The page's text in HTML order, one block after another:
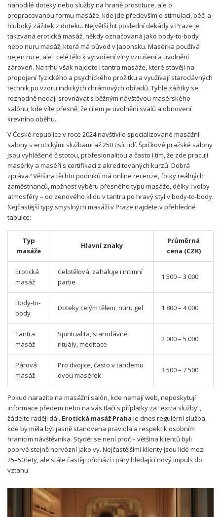
nahodilé doteky nebo služby na hraně prostituce, ale o
propracovanou formu masáže, kde jde především o stimulaci, péči a
hluboký zážitek z doteku. Největší hit poslední dekády v Praze je
takzvaná erotická masáž, někdy označovaná jako body-to-body
nebo nuru masáž, která má původ v Japonsku. Masérka používá
nejen ruce, ale i celé tělo k vytvoření vlny vzrušení a uvolnění
zároveň. Na trhu však najdete i tantra masáže, které stavějí na
propojení fyzického a psychického prožitku a využívají starodávných
technik po vzoru indických chrámových obřadů. Tyhle zážitky se
rozhodně nedají srovnávat s běžným návštěvou masérského
salónu, kde víte přesně, že cílem je uvolnění svalů a obnovení
krevního oběhu.
V České republice v roce 2024 navštívilo specializované masážní
salony s erotickými službami až 250 tisíc lidí. Špičkové pražské salony
jsou vyhlášené čistotou, profesionalitou a často i tím, že zde pracují
masérky a maséři s certifikací z akreditovaných kurzů. Dobrá
zpráva? Většina těchto podniků má online recenze, fotky reálných
zaměstnanců, možnost výběru přesného typu masáže, délky i volby
atmosféry – od zenového klidu v tantru po hravý styl v body-to-body.
Nejčastější typy smyslných masáží v Praze najdete v přehledné
tabulce:
Typ
masáže
Hlavní znaky
Průměrná
cena (CZK)
Erotická
masáž
Celotělová, zahaluje i intimní
partie
1 500 – 3 000
Body-to-
body
Doteky celým tělem, nuru gel 1 800 – 4 000
Tantra
masáž
Spiritualita, starodávné
rituály, meditace
2 000 – 5 000
Párová
masáž
Pro dvojice, často v tandemu
dvou masérek
3 500 – 7 500
Pokud narazíte na masážní salón, kde nemají web, neposkytují
informace předem nebo na vás tlačí s příplatky za “extra služby”,
žádejte raději dál. Erotická masáž Praha je dnes regulérní služba,
kde by měla být jasně stanovena pravidla a respekt k osobním
hranicím návštěvníka. Stydět se není proč – většina klientů byli
poprvé stejně nervózní jako vy. Nejčastějšími klienty jsou lidé mezi
25–50 lety, ale stále častěji přichází i páry hledající nový impuls do
vztahu.